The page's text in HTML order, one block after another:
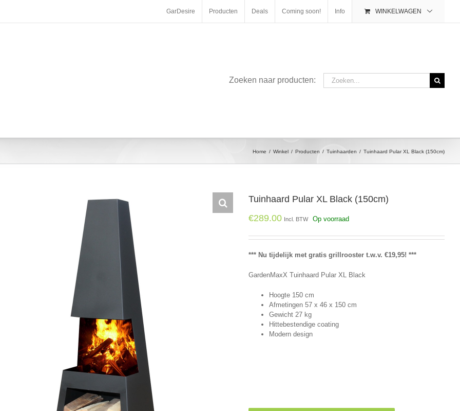
GarDesire Producten Deals Coming soon! Info WINKELWAGEN
Zoeken naar producten:
Zoeken
naar:
Home / Winkel / Producten / Tuinhaarden / Tuinhaard Pular XL Black (150cm)
Tuinhaard Pular XL Black (150cm)
€289.00 Incl. BTW Op voorraad
*** Nu tijdelijk met gratis grillrooster t.w.v. €19,95! ***
GardenMaxX Tuinhaard Pular XL Black
Hoogte 150 cm
Afmetingen57 x 46 x 150 cm
Gewicht 27 kg
Hittebestendige coating
Modern design